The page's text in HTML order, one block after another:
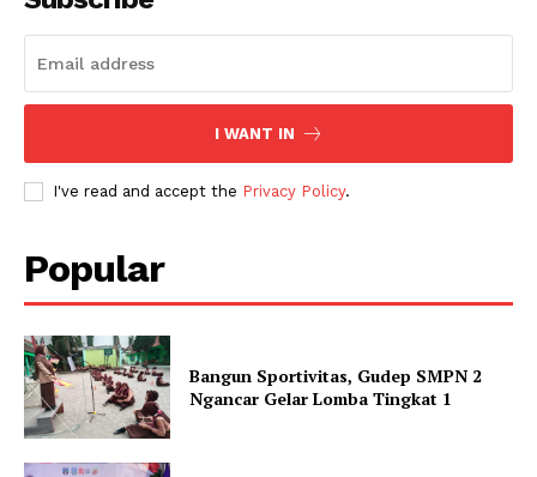
I WANT IN
I've read and accept the Privacy Policy.
Popular
Bangun Sportivitas, Gudep SMPN 2
Ngancar Gelar Lomba Tingkat 1